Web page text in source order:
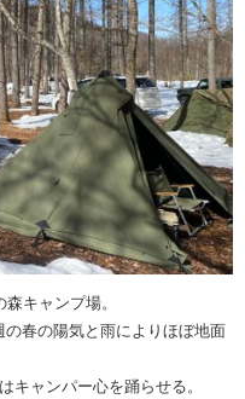
キャンプ場。
春の陽気と雨によりほぼ地面
キャンパー心を踊らせる。